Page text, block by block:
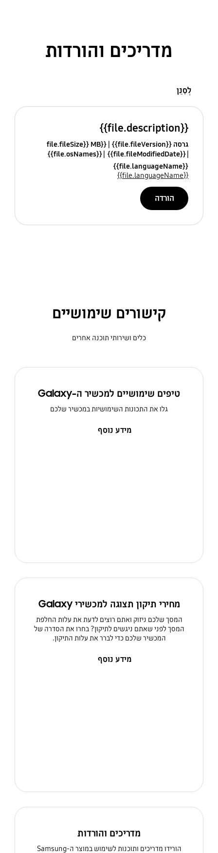
מדריכים והורדות
לְסַנֵן
{{file.description}}
גרסה {{file.fileVersion}}
{{file.fileSize}} MB
{{file.fileModifiedDate}}
{{file.osNames}}
{{file.languageName}}
{{file.languageName}}
הורדה
קישורים שימושיים
כלים ושירותי תוכנה אחרים
טיפים שימושיים למכשיר ה-Galaxy
גלו את התכונות השימושיות במכשיר שלכם
מידע נוסף
מחירי תיקון תצוגה למכשירי Galaxy
המסך שלכם ניזוק ואתם רוצים לדעת את עלות החלפת
המסך לפני שאתם ניגשים לתיקון? בחרו את הסדרה של
המכשיר שלכם כדי לברר את עלות התיקון.
מידע נוסף
מדריכים והורדות
הורידו מדריכים ותוכנות לשימוש במוצר ה-Samsung